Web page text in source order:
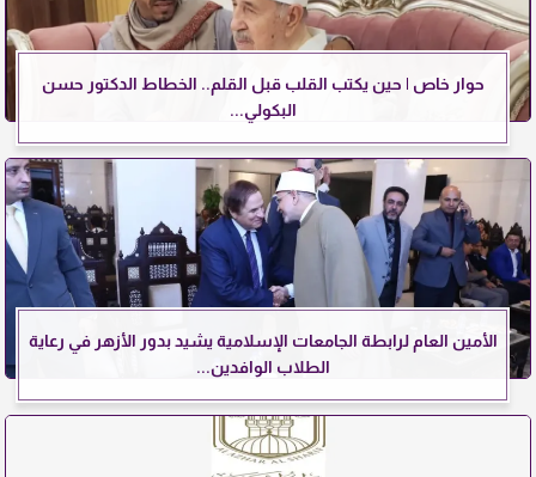
حوار خاص | حين يكتب القلب قبل القلم.. الخطاط الدكتور حسن
البكولي...
الأمين العام لرابطة الجامعات الإسلامية يشيد بدور الأزهر في رعاية
الطلاب الوافدين...